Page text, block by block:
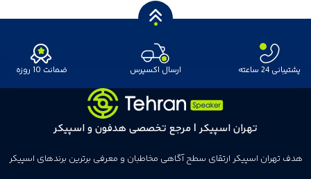
پشتیبانی 24 ساعته ارسال اکسپرس ضمانت 10 روزه
تهران اسپیکر | مرجع تخصصی هدفون و اسپیکر
هدف تهران اسپیکر ارتقای سطح آگاهی مخاطبان و معرفی برترین برندهای اسپیکر